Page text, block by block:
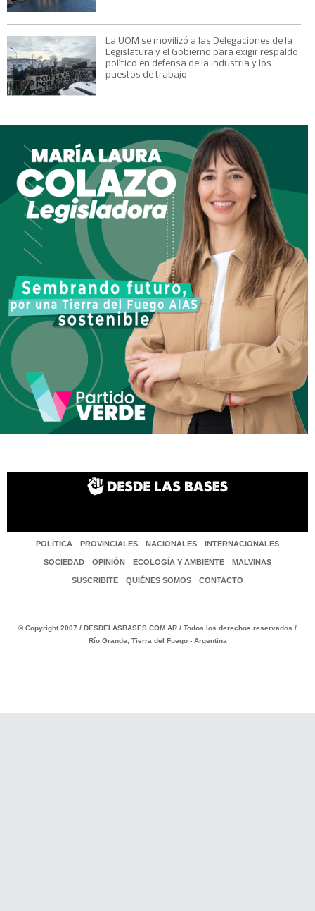
La UOM se movilizó a las Delegaciones de la
Legislatura y el Gobierno para exigir respaldo
político en defensa de la industria y los
puestos de trabajo
POLÍTICA PROVINCIALES NACIONALES INTERNACIONALES
SOCIEDAD OPINIÓN ECOLOGÍA Y AMBIENTE MALVINAS
SUSCRIBITE QUIÉNES SOMOS CONTACTO
© Copyright 2007 / DESDELASBASES.COM.AR / Todos los derechos reservados /
Río Grande, Tierra del Fuego - Argentina